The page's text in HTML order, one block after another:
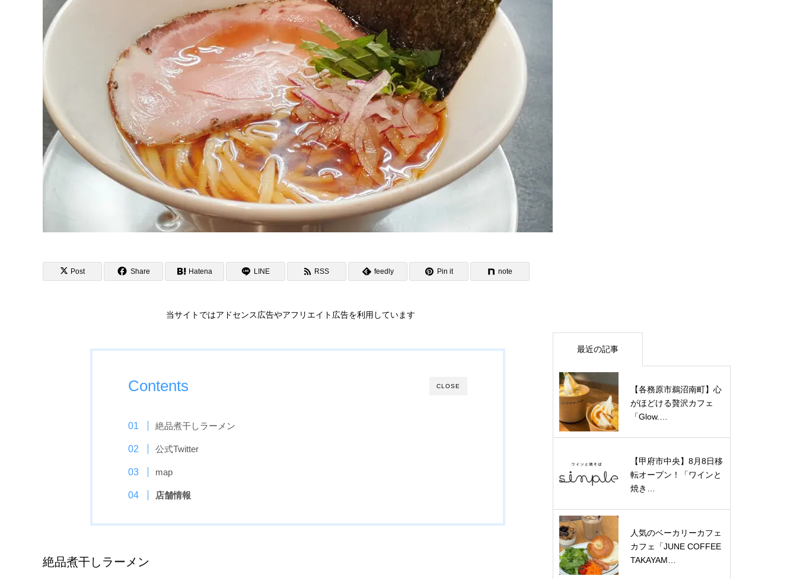
Post Share Hatena LINE RSS feedly Pin it note
当サイトではアドセンス広告やアフリエイト広告を利用しています
CLOSE
Contents
絶品煮干しラーメン
公式Twitter
map
店舗情報
絶品煮干しラーメン
最近の記事
【各務原市鵜沼南町】心
がほどける贅沢カフェ
「Glow.…
【甲府市中央】8月8日移
転オープン！「ワインと
焼き…
人気のベーカリーカフェ
カフェ「JUNE COFFEE
TAKAYAM…